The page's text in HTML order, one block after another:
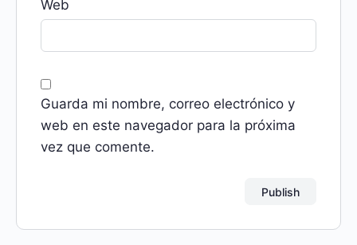
Web
Guarda mi nombre, correo electrónico y
web en este navegador para la próxima
vez que comente.